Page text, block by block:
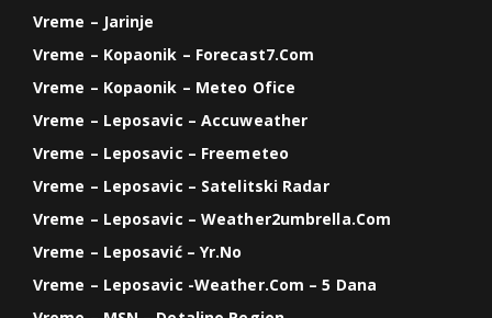
Vreme – Jarinje
Vreme – Kopaonik – Forecast7.com
Vreme – Kopaonik – Meteo Ofice
Vreme – Leposavic – Accuweather
Vreme – Leposavic – Freemeteo
Vreme – Leposavic – Satelitski Radar
Vreme – Leposavic – Weather2umbrella.com
Vreme – Leposavić – Yr.no
Vreme – Leposavic -weather.com – 5 Dana